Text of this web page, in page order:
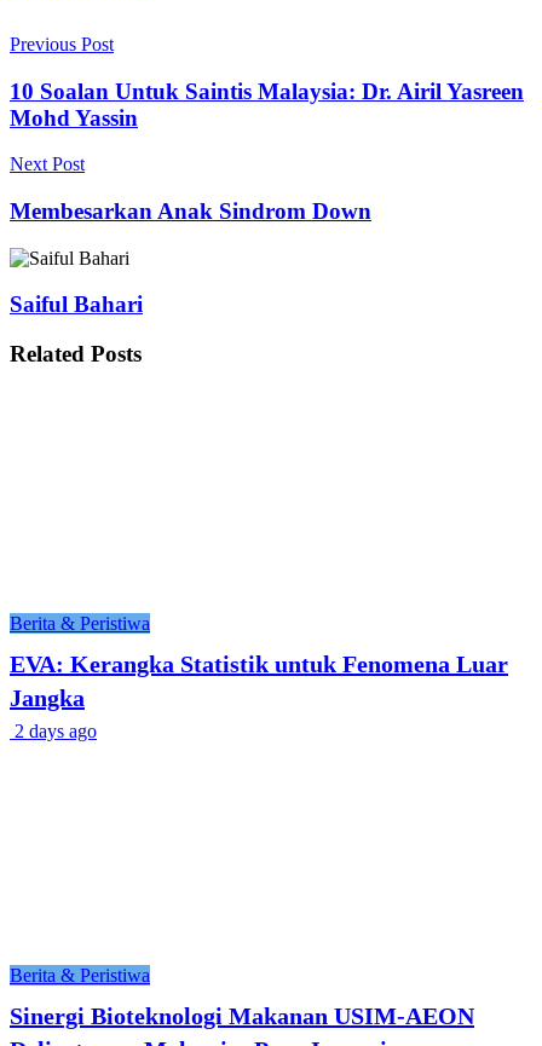
Previous Post
10 Soalan Untuk Saintis Malaysia: Dr. Airil Yasreen
Mohd Yassin
Next Post
Membesarkan Anak Sindrom Down
Saiful Bahari
Related Posts
Berita & Peristiwa
EVA: Kerangka Statistik untuk Fenomena Luar
Jangka
2 days ago
Berita & Peristiwa
Sinergi Bioteknologi Makanan USIM-AEON